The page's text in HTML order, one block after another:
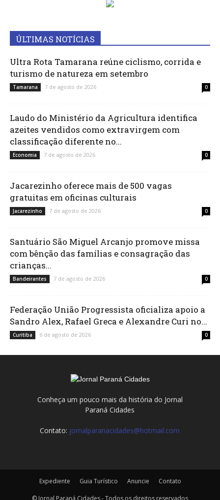
ÚLTIMAS NOTÍCIAS
Ultra Rota Tamarana reúne ciclismo, corrida e
turismo de natureza em setembro
Tamarana 7 de agosto de 2026 0
Laudo do Ministério da Agricultura identifica
azeites vendidos como extravirgem com
classificação diferente no...
Economia 7 de agosto de 2026 0
Jacarezinho oferece mais de 500 vagas
gratuitas em oficinas culturais
Jacarezinho 7 de agosto de 2026 0
Santuário São Miguel Arcanjo promove missa
com bênção das famílias e consagração das
crianças...
Bandeirantes 7 de agosto de 2026 0
Federação União Progressista oficializa apoio a
Sandro Alex, Rafael Greca e Alexandre Curi no...
Curitiba 6 de agosto de 2026 0
Conheça um pouco mais da história do Jornal
Paraná Cidades
Contato: jornalparanacidades@hotmail.com
Expediente Guia Turístico Anuncie Contato
© Jornal Paraná Cidades - Todos os direitos reservados